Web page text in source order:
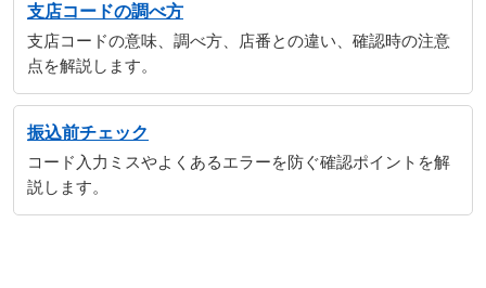
支店コードの調べ方
支店コードの意味、調べ方、店番との違い、確認時の注意
点を解説します。
振込前チェック
コード入力ミスやよくあるエラーを防ぐ確認ポイントを解
説します。